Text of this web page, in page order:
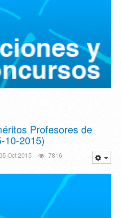
Profesores de
10-2015)
Oct 2015 7816